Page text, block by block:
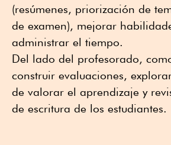
(resúmenes, priorización de
de examen), mejorar
administrar el tiempo.
Del lado del profesorado,
construir evaluaciones,
de valorar el aprendizaje y
de escritura de los estudiantes.